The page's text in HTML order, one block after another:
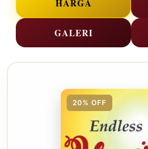
HARGA
GALERI
20% OFF